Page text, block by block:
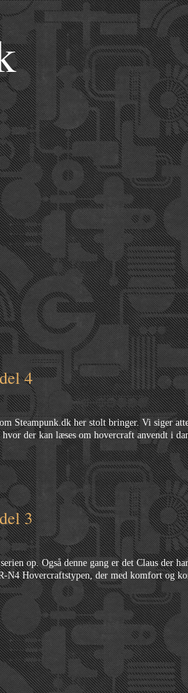
4
Steampunk.dk her stolt bringer. Vi siger
der kan læses om hovercraft anvendt i
3
op. Også denne gang er det Claus der
N4 Hovercraftstypen, der med komfort og